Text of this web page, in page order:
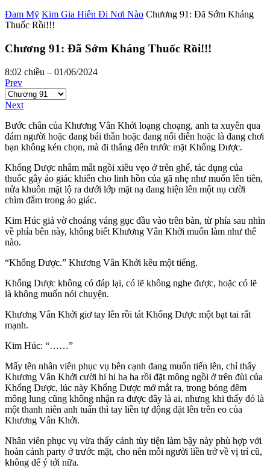
Đam Mỹ Kim Gia Hiên Đi Nơi Nào Chương 91: Đã Sớm Kháng
Thuốc Rồi!!!
Chương 91: Đã Sớm Kháng Thuốc Rồi!!!
8:02 chiều – 01/06/2024
Prev
Next
Bước chân của Khương Vân Khởi loạng choạng, anh ta xuyên qua
đám người hoặc đang bái thần hoặc đang nổi điên hoặc là đang chơi
bạn không kén chọn, mà đi thẳng đến trước mặt Khổng Dược.
Khổng Dược nhắm mắt ngồi xiêu vẹo ở trên ghế, tác dụng của
thuốc gây ảo giác khiến cho linh hồn của gã nhẹ như muốn lên tiên,
nửa khuôn mặt lộ ra dưới lớp mặt nạ đang hiện lên một nụ cười
chìm đắm trong ảo giác.
Kim Húc giả vờ choáng váng gục đầu vào trên bàn, từ phía sau nhìn
về phía bên này, không biết Khương Vân Khởi muốn làm như thế
nào.
“Khổng Dược.” Khương Vân Khởi kêu một tiếng.
Khổng Dược không có đáp lại, có lẽ không nghe được, hoặc có lẽ
là không muốn nói chuyện.
Khương Vân Khởi giơ tay lên rồi tát Khổng Dược một bạt tai rất
mạnh.
Kim Húc: “……”
Mấy tên nhân viên phục vụ bên cạnh đang muốn tiến lên, chỉ thấy
Khương Vân Khởi cười hi hi ha ha rồi đặt mông ngồi ở trên đùi của
Khổng Dược, lúc này Khổng Dược mở mắt ra, trong bóng đêm
mông lung cũng không nhận ra được đây là ai, nhưng khi thấy đó là
một thanh niên anh tuấn thì tay liền tự động đặt lên trên eo của
Khương Vân Khởi.
Nhân viên phục vụ vừa thấy cảnh tùy tiện làm bậy này phù hợp với
hoàn cảnh party ở trước mặt, cho nên mỗi người liền trở về vị trí cũ,
không để ý tới nữa.